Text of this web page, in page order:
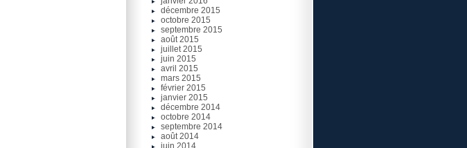
décembre 2015
octobre 2015
septembre 2015
août 2015
juillet 2015
juin 2015
avril 2015
mars 2015
février 2015
janvier 2015
décembre 2014
octobre 2014
septembre 2014
août 2014
juin 2014